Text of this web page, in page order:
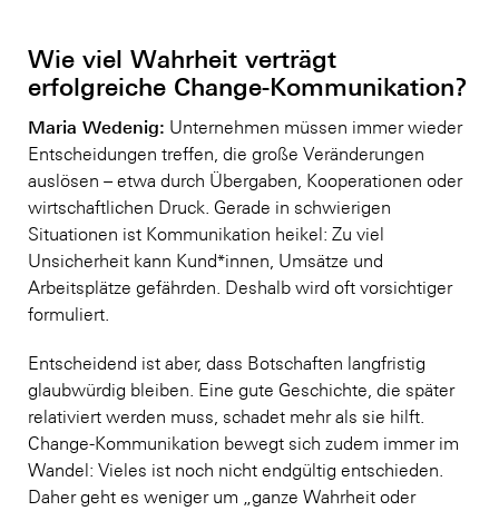
Wie viel Wahrheit verträgt
erfolgreiche Change-Kommunikation?
Maria Wedenig: Unternehmen müssen immer wieder
Entscheidungen treffen, die große Veränderungen
auslösen – etwa durch Übergaben, Kooperationen oder
wirtschaftlichen Druck. Gerade in schwierigen
Situationen ist Kommunikation heikel: Zu viel
Unsicherheit kann Kund*innen, Umsätze und
Arbeitsplätze gefährden. Deshalb wird oft vorsichtiger
formuliert.
Entscheidend ist aber, dass Botschaften langfristig
glaubwürdig bleiben. Eine gute Geschichte, die später
relativiert werden muss, schadet mehr als sie hilft.
Change-Kommunikation bewegt sich zudem immer im
Wandel: Vieles ist noch nicht endgültig entschieden.
Daher geht es weniger um „ganze Wahrheit oder